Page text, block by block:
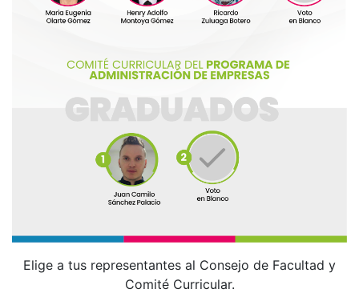
Elige a tus representantes al Consejo de Facultad y
Comité Curricular.